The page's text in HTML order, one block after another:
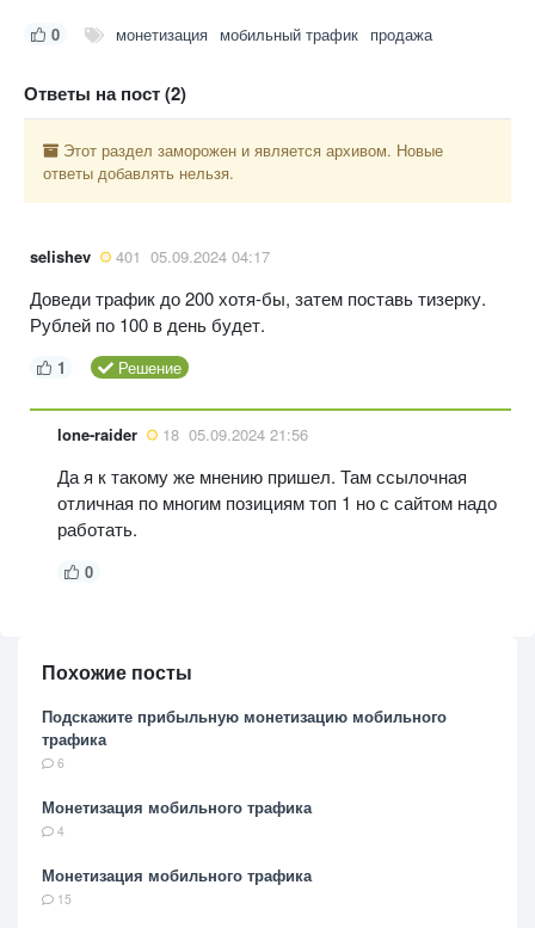
0 монетизация мобильный трафик продажа
Ответы на пост (2)
Этот раздел заморожен и является архивом. Новые
ответы добавлять нельзя.
selishev 401 05.09.2024 04:17
Доведи трафик до 200 хотя-бы, затем поставь тизерку.
Рублей по 100 в день будет.
1 Решение
lone-raider 18 05.09.2024 21:56
Да я к такому же мнению пришел. Там ссылочная
отличная по многим позициям топ 1 но с сайтом надо
работать.
0
Похожие посты
Подскажите прибыльную монетизацию мобильного
трафика
6
Монетизация мобильного трафика
4
Монетизация мобильного трафика
15